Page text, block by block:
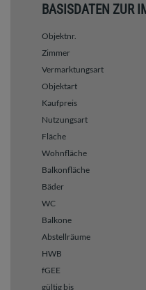
BASISDATEN ZUR
Objektnr.
Zimmer
Vermarktungsart
Objektart
Kaufpreis
Nutzungsart
Fläche
Wohnfläche
Balkonfläche
Bäder
WC
Balkone
Abstellräume
HWB
fGEE
gültig bis